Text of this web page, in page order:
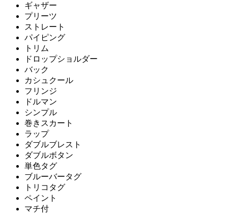
ギャザー
プリーツ
ストレート
パイピング
トリム
ドロップショルダー
バック
カシュクール
フリンジ
ドルマン
シンプル
巻きスカート
ラップ
ダブルブレスト
ダブルボタン
単色タグ
ブルーバータグ
トリコタグ
ペイント
マチ付